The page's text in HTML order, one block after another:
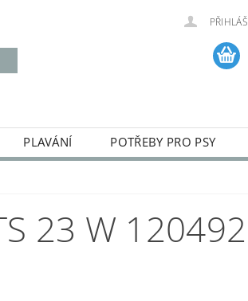
PLAVÁNÍ
POTŘEBY PRO PSY
23 W